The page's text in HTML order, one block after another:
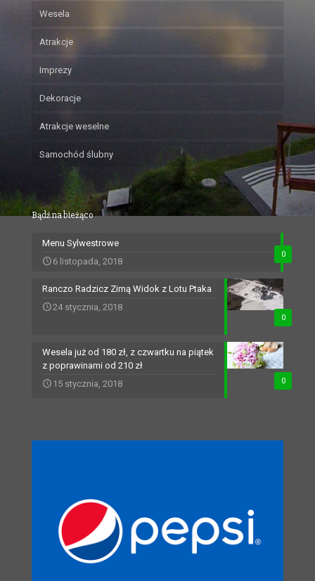
Wesela
Atrakcje
Imprezy
Dekoracje
Atrakcje weselne
Samochód ślubny
Bądź na bieżąco
0
Menu Sylwestrowe
6 listopada, 2018
0
Ranczo Radzicz Zimą Widok z Lotu Ptaka
24 stycznia, 2018
0
Wesela już od 180 zł, z czwartku na piątek
z poprawinami od 210 zł
15 stycznia, 2018